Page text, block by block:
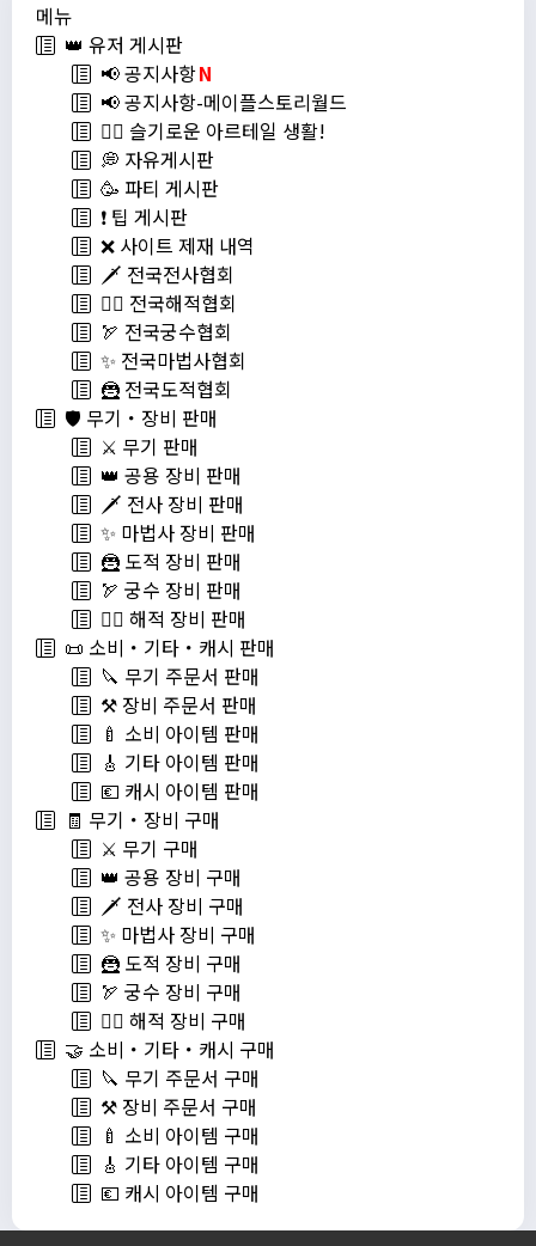
메뉴
👑 유저 게시판
📢 공지사항N
📢 공지사항-메이플스토리월드
💁‍♂ 슬기로운 아르테일 생활!
💭 자유게시판
🥳 파티 게시판
❗️ 팁 게시판
❌ 사이트 제재 내역
🗡️ 전국전사협회
🏴‍☠️ 전국해적협회
🏹 전국궁수협회
✨ 전국마법사협회
🦹 전국도적협회
🛡️ 무기・장비 판매
⚔️ 무기 판매
👑 공용 장비 판매
🗡️ 전사 장비 판매
✨ 마법사 장비 판매
🦹 도적 장비 판매
🏹 궁수 장비 판매
🏴‍☠️ 해적 장비 판매
📜 소비・기타・캐시 판매
🔪 무기 주문서 판매
⚒️ 장비 주문서 판매
🍼 소비 아이템 판매
🎸 기타 아이템 판매
💶 캐시 아이템 판매
🧾 무기・장비 구매
⚔️ 무기 구매
👑 공용 장비 구매
🗡️ 전사 장비 구매
✨ 마법사 장비 구매
🦹 도적 장비 구매
🏹 궁수 장비 구매
🏴‍☠️ 해적 장비 구매
🤝 소비・기타・캐시 구매
🔪 무기 주문서 구매
⚒️ 장비 주문서 구매
🍼 소비 아이템 구매
🎸 기타 아이템 구매
💶 캐시 아이템 구매